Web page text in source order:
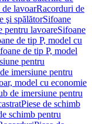
de lavoarRacorduri de
şi spălătorSifoane
pentru lavoareSifoane
de tip P, model cu
de tip P, model
pentru
imersiune pentru
model cu economie
de imersiune pentru
Piese de schimb
schimb pentru